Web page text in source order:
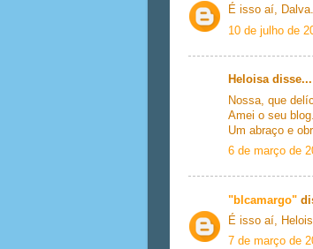
É isso aí,
10 de julho de
Heloisa disse...
Nossa, que
Amei o seu
Um abraço e
6 de março de
"blcamargo"
É isso aí,
7 de março de